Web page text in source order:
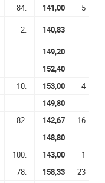
84. 141,00 5
2. 140,83
149,20
152,40
10. 153,00
4
149,80
82. 142,67
16
148,80
100. 143,00
1
78. 158,33
23